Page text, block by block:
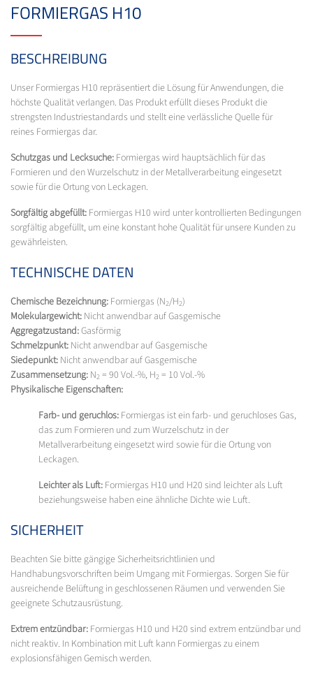
FORMIERGAS H10
BESCHREIBUNG
Unser Formiergas H10 repräsentiert die Lösung für Anwendungen, die
höchste Qualität verlangen. Das Produkt erfüllt dieses Produkt die
strengsten Industriestandards und stellt eine verlässliche Quelle für
reines Formiergas dar.
Schutzgas und Lecksuche: Formiergas wird hauptsächlich für das
Formieren und den Wurzelschutz in der Metallverarbeitung eingesetzt
sowie für die Ortung von Leckagen.
Sorgfältig abgefüllt: Formiergas H10 wird unter kontrollierten Bedingungen
sorgfältig abgefüllt, um eine konstant hohe Qualität für unsere Kunden zu
gewährleisten.
TECHNISCHE DATEN
Chemische Bezeichnung: Formiergas (N2/H2)
Molekulargewicht: Nicht anwendbar auf Gasgemische
Aggregatzustand:Gasförmig
Schmelzpunkt: Nicht anwendbar auf Gasgemische
Siedepunkt: Nicht anwendbar auf Gasgemische
Zusammensetzung: N2 = 90 Vol.-%, H2 = 10 Vol.-%
Physikalische Eigenschaften:
Farb- und geruchlos: Formiergas ist ein farb- und geruchloses Gas,
das zum Formieren und zum Wurzelschutz in der
Metallverarbeitung eingesetzt wird sowie für die Ortung von
Leckagen.
Leichter als Luft: Formiergas H10 und H20 sind leichter als Luft
beziehungsweise haben eine ähnliche Dichte wie Luft.
SICHERHEIT
Beachten Sie bitte gängige Sicherheitsrichtlinien und
Handhabungsvorschriften beim Umgang mit Formiergas. Sorgen Sie für
ausreichende Belüftung in geschlossenen Räumen und verwenden Sie
geeignete Schutzausrüstung.
Extrem entzündbar: Formiergas H10 und H20 sind extrem entzündbar und
nicht reaktiv. In Kombination mit Luft kann Formiergas zu einem
explosionsfähigen Gemisch werden.